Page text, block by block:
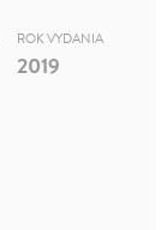
ROK VYDANIA
2019